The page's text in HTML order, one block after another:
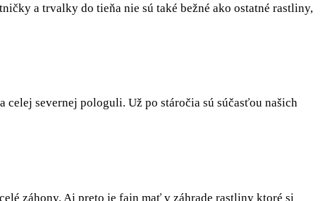
a trvalky do tieňa nie sú také bežné ako ostatné rastliny,
severnej pologuli. Už po stáročia sú súčasťou našich
záhony. Aj preto je fajn mať v záhrade rastliny ktoré si